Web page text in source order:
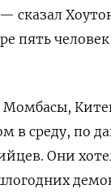
сказал
пять
в среду, по
Они